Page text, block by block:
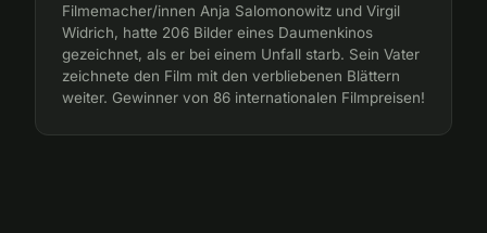
Filmemacher/innen Anja Salomonowitz und Virgil
Widrich, hatte 206 Bilder eines Daumenkinos
gezeichnet, als er bei einem Unfall starb. Sein Vater
zeichnete den Film mit den verbliebenen Blättern
weiter. Gewinner von 86 internationalen Filmpreisen!